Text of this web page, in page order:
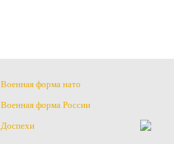
Военная форма нато
Военная форма России
Доспехи